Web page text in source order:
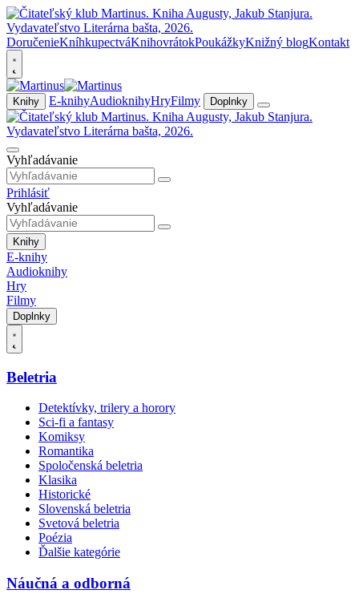
DoručenieKníhkupectváKnihovrátokPoukážkyKnižný blogKontakt
Knihy E-knihyAudioknihyHryFilmy Doplnky
Vyhľadávanie
Prihlásiť
Vyhľadávanie
Knihy
E-knihy
Audioknihy
Hry
Filmy
Doplnky
Beletria
Detektívky, trilery a horory
Sci-fi a fantasy
Komiksy
Romantika
Spoločenská beletria
Klasika
Historické
Slovenská beletria
Svetová beletria
Poézia
Ďalšie kategórie
Náučná a odborná